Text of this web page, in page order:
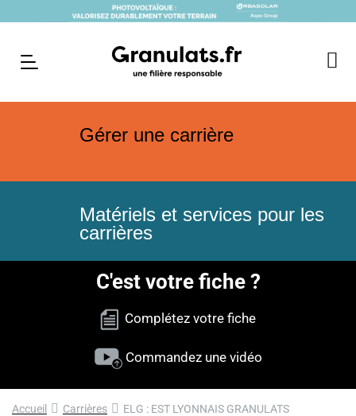
Gérer une carrière
Matériels et services pour les
carrières
C'est votre fiche ?
Complétez votre fiche
Commandez une vidéo
Accueil Carrières ELG : EST LYONNAIS GRANULATS